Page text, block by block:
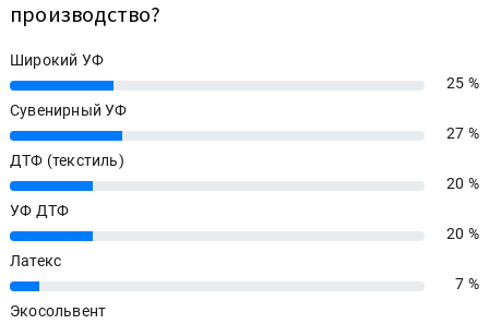
производство?
Широкий УФ
25%
25 %
Сувенирный УФ
27%
27 %
ДТФ (текстиль)
20%
20 %
УФ ДТФ
20%
20 %
Латекс
7%
7 %
Экосольвент